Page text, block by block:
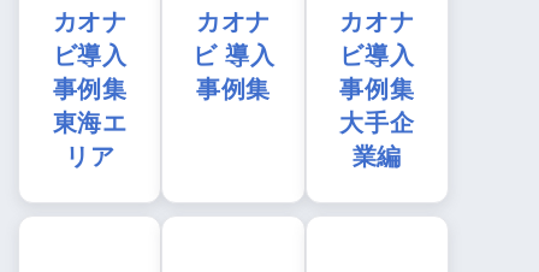
カオナ
ビ導入
事例集
東海エ
リア
カオナ
ビ 導入
事例集
カオナ
ビ導入
事例集
大手企
業編